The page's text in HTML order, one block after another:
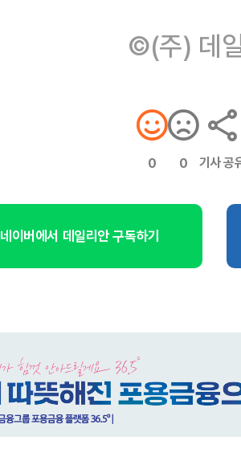
©(주) 데
0 0 기사 공
네이버에서 데일리안 구독하기